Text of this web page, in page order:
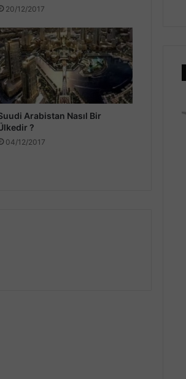
20/12/2017
Arabistan Nasıl Bir
?
04/12/2017